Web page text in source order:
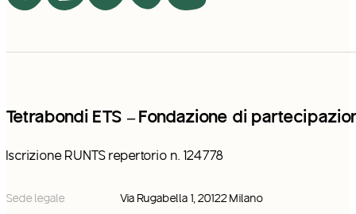
Tetrabondi ETS – Fondazione di
Iscrizione RUNTS repertorio n. 124778
Sede legale Via Rugabella 1, 20122 Milano